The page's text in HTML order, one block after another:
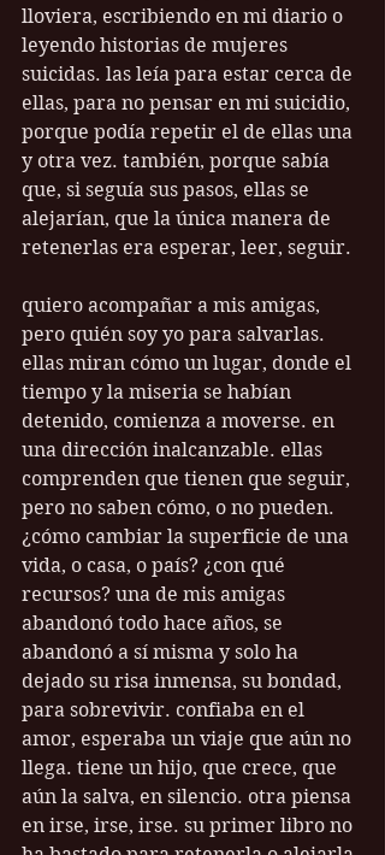
lloviera, escribiendo en mi diario o
leyendo historias de mujeres
suicidas. las leía para estar cerca de
ellas, para no pensar en mi suicidio,
porque podía repetir el de ellas una
y otra vez. también, porque sabía
que, si seguía sus pasos, ellas se
alejarían, que la única manera de
retenerlas era esperar, leer, seguir.
quiero acompañar a mis amigas,
pero quién soy yo para salvarlas.
ellas miran cómo un lugar, donde el
tiempo y la miseria se habían
detenido, comienza a moverse. en
una dirección inalcanzable. ellas
comprenden que tienen que seguir,
pero no saben cómo, o no pueden.
¿cómo cambiar la superficie de una
vida, o casa, o país? ¿con qué
recursos? una de mis amigas
abandonó todo hace años, se
abandonó a sí misma y solo ha
dejado su risa inmensa, su bondad,
para sobrevivir. confiaba en el
amor, esperaba un viaje que aún no
llega. tiene un hijo, que crece, que
aún la salva, en silencio. otra piensa
en irse, irse, irse. su primer libro no